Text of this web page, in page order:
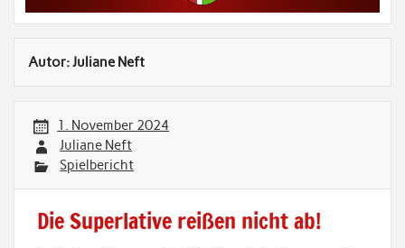
Autor:Juliane Neft
1. November 2024
Juliane Neft
Spielbericht
Die Superlative reißen nicht ab!